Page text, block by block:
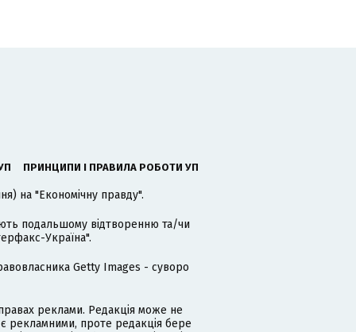
ПРИНЦИПИ І ПРАВИЛА РОБОТИ УП
на "Економічну правду".
подальшому відтворенню та/чи
Україна".
Getty Images - суворо
реклами. Редакція може не
рекламними, проте редакція бере